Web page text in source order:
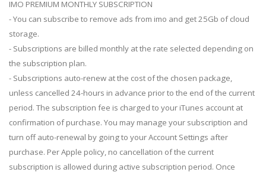
IMO PREMIUM MONTHLY SUBSCRIPTION
- You can subscribe to remove ads from imo and get 25Gb of cloud
storage.
- Subscriptions are billed monthly at the rate selected depending on
the subscription plan.
- Subscriptions auto-renew at the cost of the chosen package,
unless cancelled 24-hours in advance prior to the end of the current
period. The subscription fee is charged to your iTunes account at
confirmation of purchase. You may manage your subscription and
turn off auto-renewal by going to your Account Settings after
purchase. Per Apple policy, no cancellation of the current
subscription is allowed during active subscription period. Once